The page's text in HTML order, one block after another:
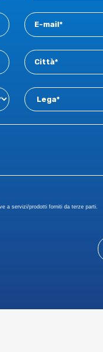
a servizi/prodotti forniti da terze parti.